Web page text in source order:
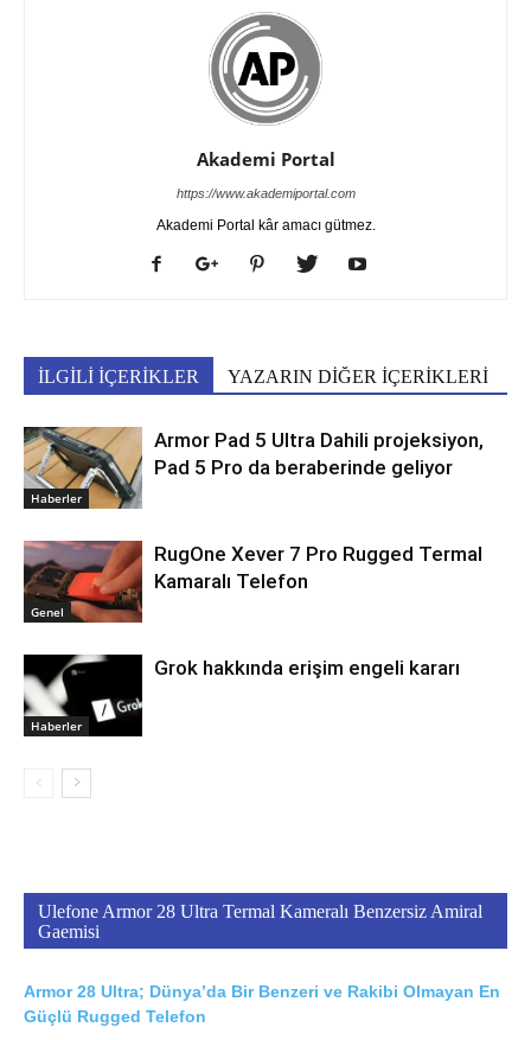
Akademi Portal
https://www.akademiportal.com
Akademi Portal kâr amacı gütmez.
İLGİLİ İÇERİKLER YAZARIN DİĞER İÇERİKLERİ
Haberler
Armor Pad 5 Ultra Dahili projeksiyon,
Pad 5 Pro da beraberinde geliyor
Genel
RugOne Xever 7 Pro Rugged Termal
Kamaralı Telefon
Haberler
Grok hakkında erişim engeli kararı
Ulefone Armor 28 Ultra Termal Kameralı Benzersiz Amiral
Gaemisi
Armor 28 Ultra; Dünya’da Bir Benzeri ve Rakibi Olmayan En
Güçlü Rugged Telefon